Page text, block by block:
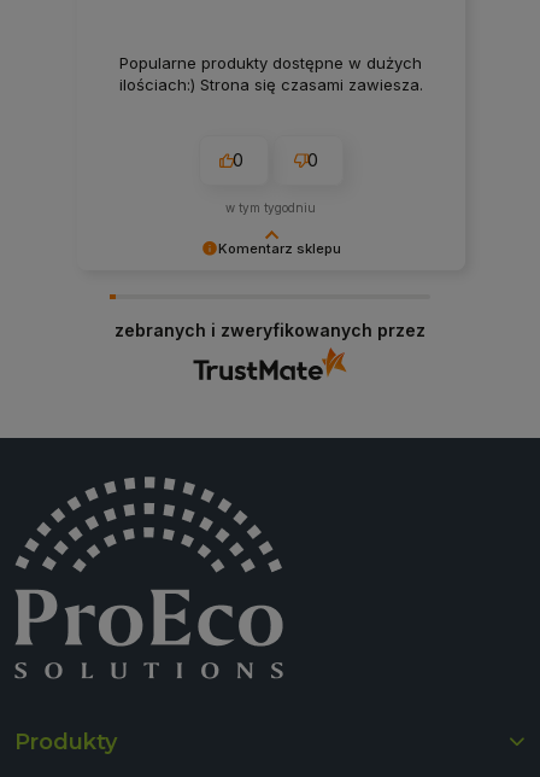
Komentarz sklepu
oczekiwania. Zapraszamy ponownie!
Popularne produkty dostępne w dużych
ilościach:) Strona się czasami zawiesza.
0 0
w tym tygodniu
zebranych i zweryfikowanych przez
Produkty